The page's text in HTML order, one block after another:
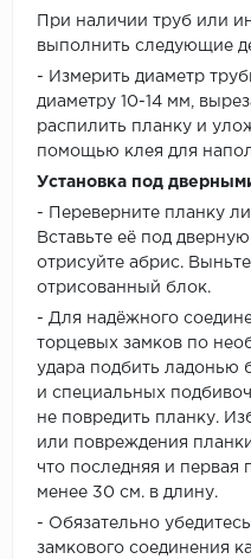
При наличии труб или
выполнить следующие
- Измерить диаметр
диаметру 10-14 мм,
распилить планку и
помощью клея для
Установка под
- Переверните планку
Вставьте её под
отрисуйте абрис.
отрисованный блок.
- Для надёжного
торцевых замков по
удара подбить ладонью
и специальных
не повредить планку.
или повреждения
что последняя и первая
менее 30 см. в длину.
- Обязательно
замкового соединения